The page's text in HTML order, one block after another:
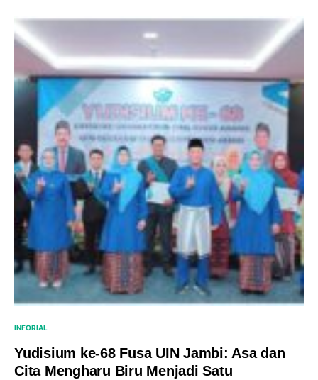
INFORIAL
Yudisium ke-68 Fusa UIN Jambi: Asa dan
Cita Mengharu Biru Menjadi Satu